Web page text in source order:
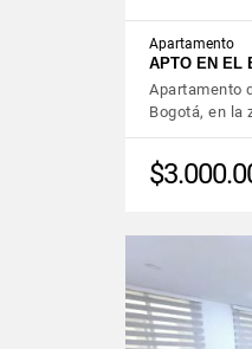
Apartamento
APTO EN EL
Apartamento
Bogotá, en la